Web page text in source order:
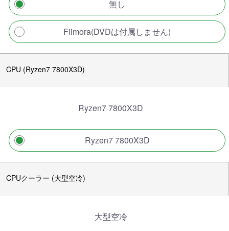
無し
Filmora(DVDは付属しません)
CPU (Ryzen7 7800X3D)
Ryzen7 7800X3D
Ryzen7 7800X3D
CPUクーラー (大型空冷)
大型空冷